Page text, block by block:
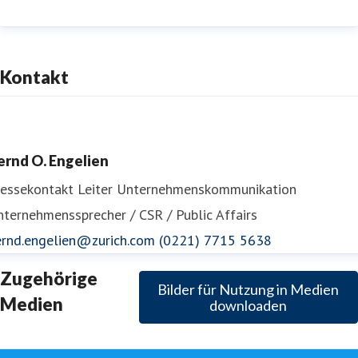
Kontakt
O. Engelien
Leiter Unternehmenskommunikation
/ CSR / Public Affairs
(0221) 7715 5638
Zugehörige
Medien
Bilder für Nutzung in Medien
downloaden